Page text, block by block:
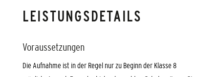
LEISTUNGSDETAILS
Voraussetzungen
Die Aufnahme ist in der Regel nur zu Beginn der Klasse 8